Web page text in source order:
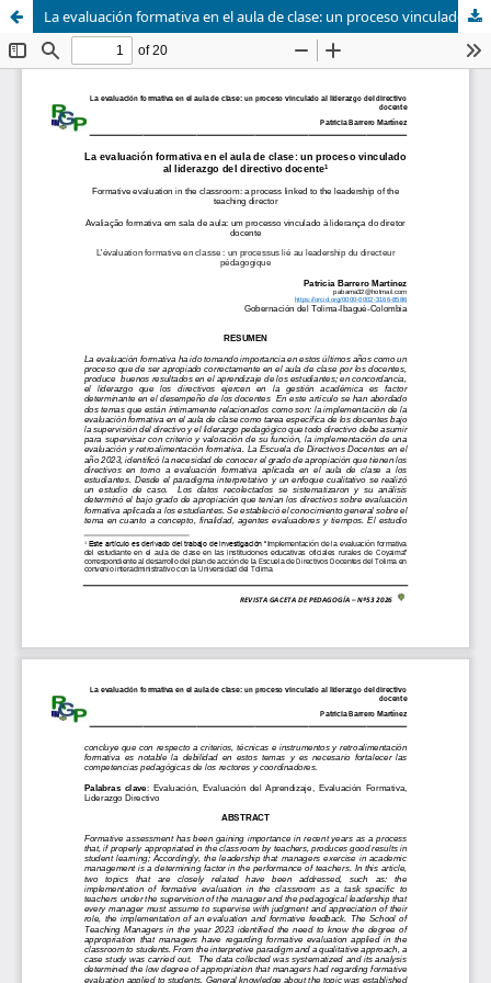
La evaluación formativa en el aula de clase: un proceso vinculado al liderazgo del directivo docente